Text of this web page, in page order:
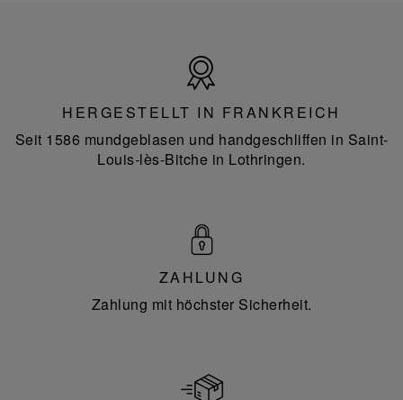
Frankreich
HERGESTELLT IN FRANKREICH
Seit 1586 mundgeblasen und handgeschliffen in Saint-
Louis-lès-Bitche in Lothringen.
ZAHLUNG
Zahlung mit höchster Sicherheit.